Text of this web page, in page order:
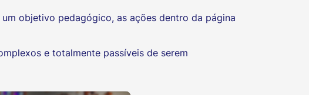
objetivo pedagógico, as ações dentro da página
e totalmente passíveis de serem